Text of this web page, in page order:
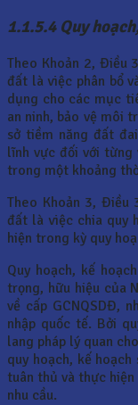
1.1.5.4 Quy
Theo Khoản 2, Điều
đất là việc phân bổ
dụng cho các mục
an ninh, bảo vệ môi
sở tiềm năng đất
lĩnh vực đối với từng
trong một khoảng
Theo Khoản 3, Điều
đất là việc chia quy
hiện trong kỳ quy
Quy hoạch, kế
trọng, hữu hiệu của
về cấp GCNQSDĐ,
nhập quốc tế. Bởi
lang pháp lý quan
quy hoạch, kế
tuân thủ và thực
nhu cầu.